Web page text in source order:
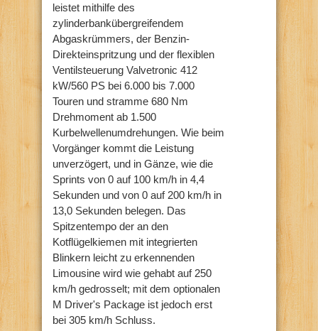
leistet mithilfe des
zylinderbankübergreifendem
Abgaskrümmers, der Benzin-
Direkteinspritzung und der flexiblen
Ventilsteuerung Valvetronic 412
kW/560 PS bei 6.000 bis 7.000
Touren und stramme 680 Nm
Drehmoment ab 1.500
Kurbelwellenumdrehungen. Wie beim
Vorgänger kommt die Leistung
unverzögert, und in Gänze, wie die
Sprints von 0 auf 100 km/h in 4,4
Sekunden und von 0 auf 200 km/h in
13,0 Sekunden belegen. Das
Spitzentempo der an den
Kotflügelkiemen mit integrierten
Blinkern leicht zu erkennenden
Limousine wird wie gehabt auf 250
km/h gedrosselt; mit dem optionalen
M Driver's Package ist jedoch erst
bei 305 km/h Schluss.